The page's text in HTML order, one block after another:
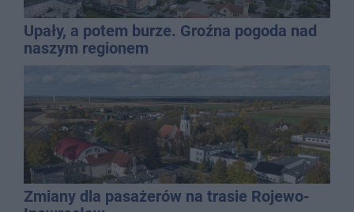
Upały, a potem burze. Groźna pogoda nad
naszym regionem
Zmiany dla pasażerów na trasie Rojewo-